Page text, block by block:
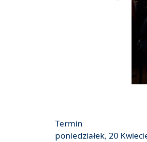
Termin
poniedziałek, 20